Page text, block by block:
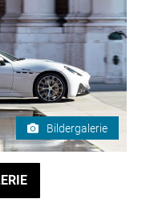
Bildergalerie